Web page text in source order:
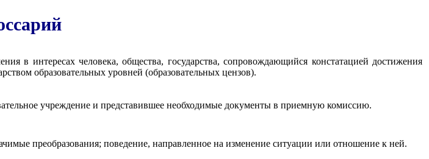
в интересах человека, общества, государства, сопровождающийся констатацией достижения
образовательных уровней (образовательных цензов).
учреждение и представившее необходимые документы в приемную комиссию.
преобразования; поведение, направленное на изменение ситуации или отношение к ней.